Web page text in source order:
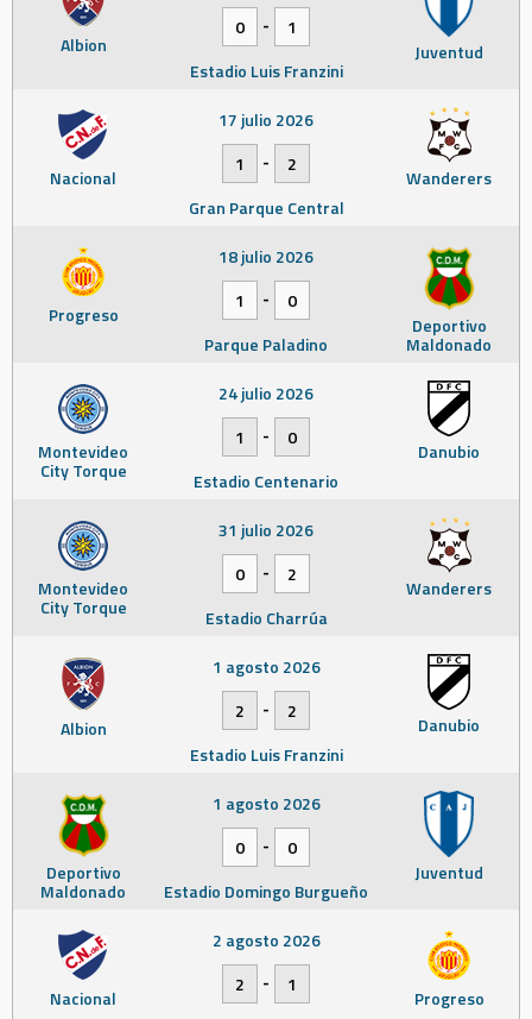
Albion Juventud
0
-
1
Estadio Luis Franzini
Nacional Wanderers
17 julio 2026
1
-
2
Gran Parque Central
Progreso Deportivo
Maldonado
18 julio 2026
1
-
0
Parque Paladino
Montevideo
City Torque
Danubio
24 julio 2026
1
-
0
Estadio Centenario
Montevideo
City Torque
Wanderers
31 julio 2026
0
-
2
Estadio Charrúa
Albion Danubio
1 agosto 2026
2
-
2
Estadio Luis Franzini
Deportivo
Maldonado
Juventud
1 agosto 2026
0
-
0
Estadio Domingo Burgueño
Nacional Progreso
2 agosto 2026
2
-
1